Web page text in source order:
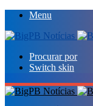
Menu
Procurar por
Switch skin